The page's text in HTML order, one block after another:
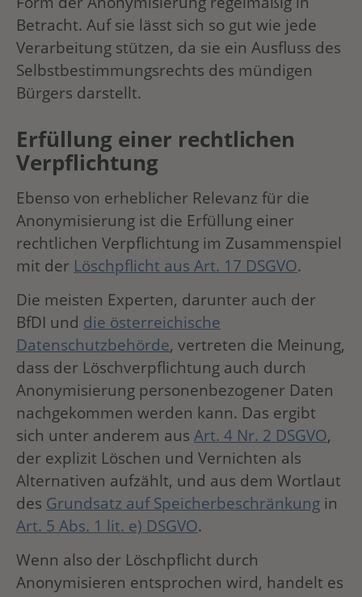
Betracht. Auf sie lässt sich so gut wie jede
Verarbeitung stützen, da sie ein Ausfluss des
Selbstbestimmungsrechts des mündigen
Bürgers darstellt.
Erfüllung einer rechtlichen
Verpflichtung
Ebenso von erheblicher Relevanz für die
Anonymisierung ist die Erfüllung einer
rechtlichen Verpflichtung im Zusammenspiel
mit der Löschpflicht aus Art. 17 DSGVO.
Die meisten Experten, darunter auch der
BfDI und die österreichische
Datenschutzbehörde, vertreten die Meinung,
dass der Löschverpflichtung auch durch
Anonymisierung personenbezogener Daten
nachgekommen werden kann. Das ergibt
sich unter anderem aus Art. 4 Nr. 2 DSGVO,
der explizit Löschen und Vernichten als
Alternativen aufzählt, und aus dem Wortlaut
des Grundsatz auf Speicherbeschränkung in
Art. 5 Abs. 1 lit. e) DSGVO.
Wenn also der Löschpflicht durch
Anonymisieren entsprochen wird, handelt es